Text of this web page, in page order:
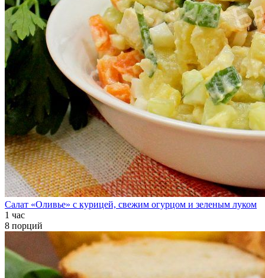
Салат «Оливье» с курицей, свежим огурцом и зеленым луком
1 час
8 порций